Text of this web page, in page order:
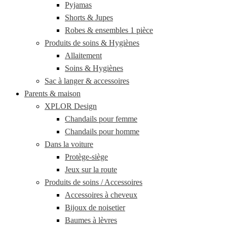
Pyjamas
Shorts & Jupes
Robes & ensembles 1 pièce
Produits de soins & Hygiènes
Allaitement
Soins & Hygiènes
Sac à langer & accessoires
Parents & maison
XPLOR Design
Chandails pour femme
Chandails pour homme
Dans la voiture
Protège-siège
Jeux sur la route
Produits de soins / Accessoires
Accessoires à cheveux
Bijoux de noisetier
Baumes à lèvres